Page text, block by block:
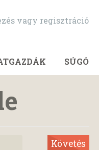
vagy regisztráció
SÚGÓ
Követés